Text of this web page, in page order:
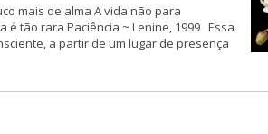
mais de alma A vida não para
é tão rara Paciência ~ Lenine, 1999 Essa
a partir de um lugar de presença